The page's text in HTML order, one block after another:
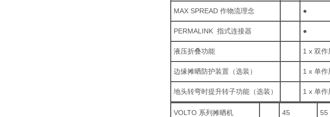
MAX SPREAD 作物流理念 ●
PERMALINK 指式连接器 ●
液压折叠功能 1 x 双作
边缘摊晒防护装置（选装） 1 x 单作
地头转弯时提升转子功能（选装） 1 x 单作
VOLTO 系列摊晒机 45 55